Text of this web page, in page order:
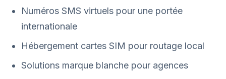
Numéros SMS virtuels pour une portée
internationale
Hébergement cartes SIM pour routage local
Solutions marque blanche pour agences